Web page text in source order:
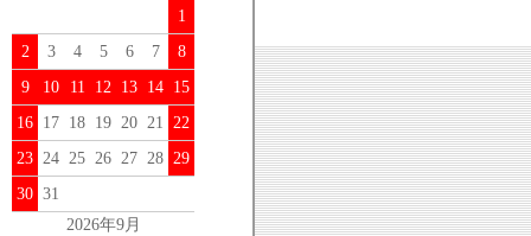
1
2
3 4 5 6 7
8
9
10 11 12 13 14 15
16 17 18 19 20 21 22
23 24 25 26 27 28 29
30 31
2026年9月